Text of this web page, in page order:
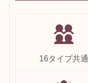
16タイプ共通